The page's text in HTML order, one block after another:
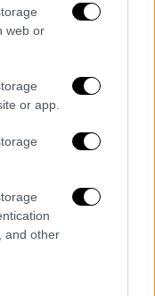
web or
or app.
and other
σχόλια θα